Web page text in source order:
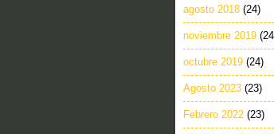
agosto 2018 (24)
noviembre 2019
octubre 2019 (24)
Agosto 2023 (23)
Febrero 2022 (23)